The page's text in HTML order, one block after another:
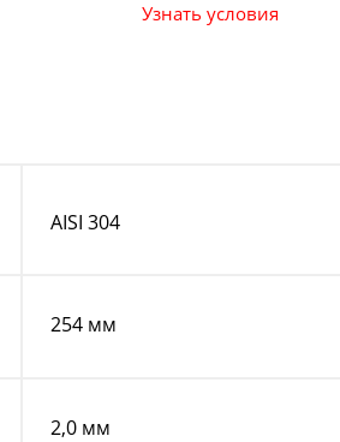
Узнать условия
AISI 304
254 мм
2,0 мм